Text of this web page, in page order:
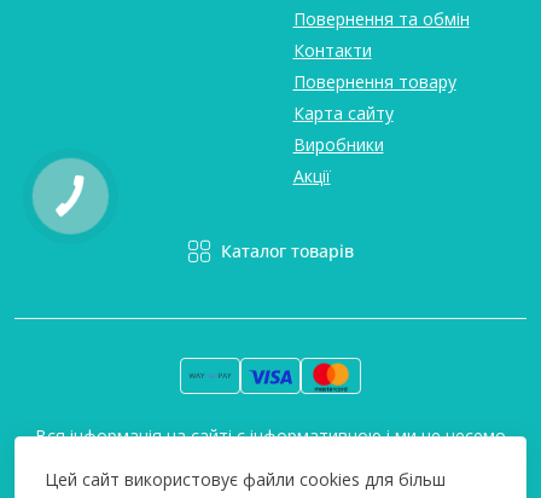
Повернення та обмін
Контакти
Повернення товару
Карта сайту
Виробники
Акції
Каталог товарів
Вся інформація на сайті є інформативною і ми не несемо
2026
Цей сайт використовує файли cookies для більш